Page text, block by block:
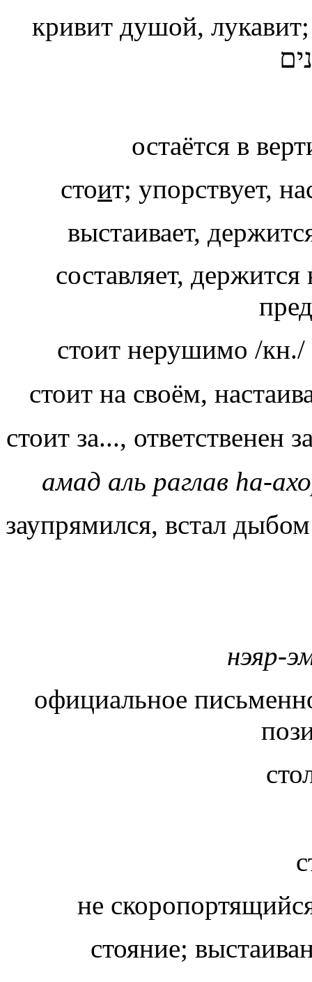
кривит душой,
остаётся в
стои
выстаивает,
составляет,
стоит нерушимо /кн./
стоит на своём,
стоит за..., ответственен
амад аль раглав hа-
заупрямился, встал
нэяр-
официальное
не
стояние;